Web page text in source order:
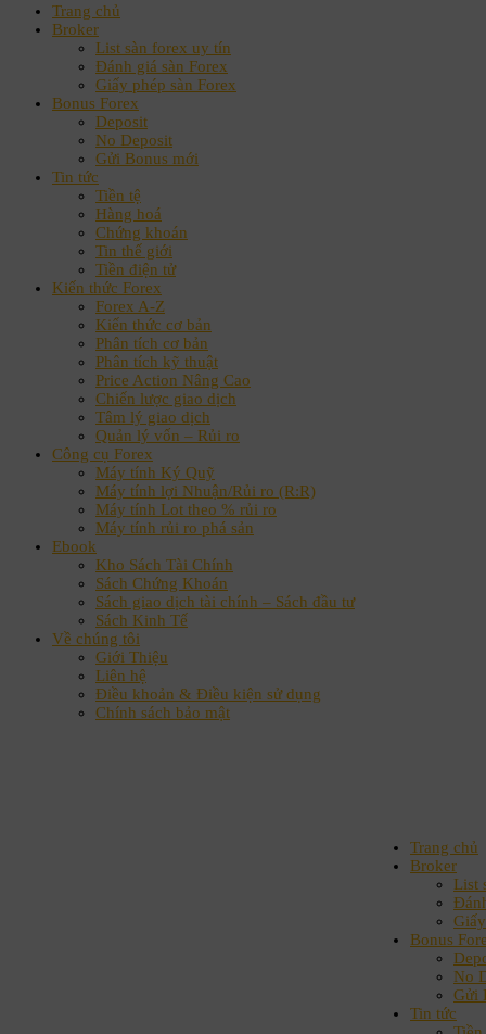
Trang chủ
Broker
List sàn forex uy tín
Đánh giá sàn Forex
Giấy phép sàn Forex
Bonus Forex
Deposit
No Deposit
Gửi Bonus mới
Tin tức
Tiền tệ
Hàng hoá
Chứng khoán
Tin thế giới
Tiền điện tử
Kiến thức Forex
Forex A-Z
Kiến thức cơ bản
Phân tích cơ bản
Phân tích kỹ thuật
Price Action Nâng Cao
Chiến lược giao dịch
Tâm lý giao dịch
Quản lý vốn – Rủi ro
Công cụ Forex
Máy tính Ký Quỹ
Máy tính lợi Nhuận/Rủi ro (R:R)
Máy tính Lot theo % rủi ro
Máy tính rủi ro phá sản
Ebook
Kho Sách Tài Chính
Sách Chứng Khoán
Sách giao dịch tài chính – Sách đầu tư
Sách Kinh Tế
Về chúng tôi
Giới Thiệu
Liên hệ
Điều khoản & Điều kiện sử dụng
Chính sách bảo mật
Trang chủ
Broker
List
Bonus
No
Gửi
Tin tức